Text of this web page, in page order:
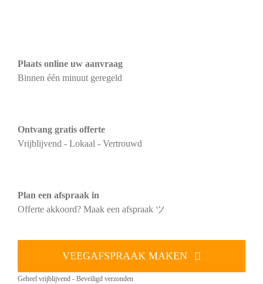
Plaats online uw aanvraag
Binnen één minuut geregeld
Ontvang gratis offerte
Vrijblijvend - Lokaal - Vertrouwd
Plan een afspraak in
Offerte akkoord? Maak een afspraak ツ
VEEGAFSPRAAK MAKEN
Geheel vrijblijvend - Beveiligd verzonden